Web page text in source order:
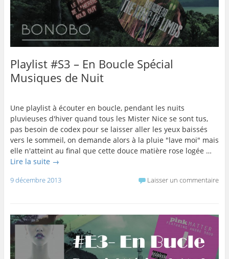
Playlist #S3 – En Boucle Spécial
Musiques de Nuit
Une playlist à écouter en boucle, pendant les nuits
pluvieuses d'hiver quand tous les Mister Nice se sont tus,
pas besoin de codex pour se laisser aller les yeux baissés
vers le sommeil, on demande alors à la pluie "lave moi" mais
elle n'atteint au final que cette douce matière rose logée …
Lire la suite →
9 décembre 2013 Laisser un commentaire